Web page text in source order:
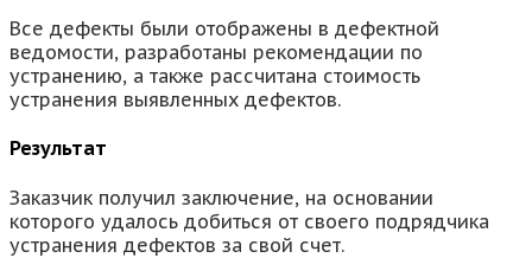
Все дефекты были отображены в дефектной
ведомости, разработаны рекомендации по
устранению, а также рассчитана стоимость
устранения выявленных дефектов.
Результат
Заказчик получил заключение, на основании
которого удалось добиться от своего подрядчика
устранения дефектов за свой счет.